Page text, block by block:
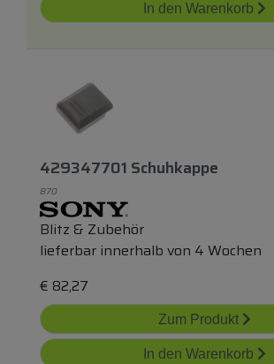
In den Warenkorb
429347701 Schuhkappe
870
Blitz & Zubehör
lieferbar innerhalb von 4 Wochen
€ 82,27
Zum Produkt
In den Warenkorb